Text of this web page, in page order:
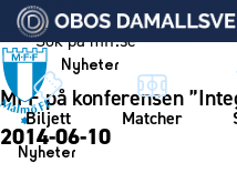
Vidare till innehållet
Nyheter
Biljett Matcher
Nyheter
MFF på konferensen
2014-06-10